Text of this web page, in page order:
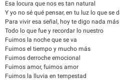
Esa locura que nos es tan natural
Y yo no sé qué pensar, en tu luz lo que se
Para vivir esa señal, hoy te digo nada más
Todo lo que fue y recordar lo nuestro
Fuimos la noche que se va
Fuimos el tiempo y mucho más
Fuimos derroche emocional
Fuimos amor, fuimos amor
Fuimos la lluvia en tempestad